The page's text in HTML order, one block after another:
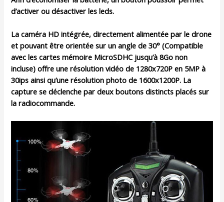
d’activer ou désactiver les leds.
La caméra HD intégrée, directement alimentée par le drone
et pouvant être orientée sur un angle de 30° (Compatible
avec les cartes mémoire MicroSDHC jusqu’à 8Go non
incluse) offre une résolution vidéo de 1280x720P en 5MP à
30ips ainsi qu’une résolution photo de 1600x1200P. La
capture se déclenche par deux boutons distincts placés sur
la radiocommande.